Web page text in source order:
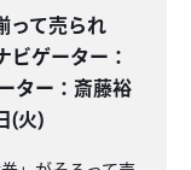
って売られ
ビゲーター：
ター：斎藤裕
(火)